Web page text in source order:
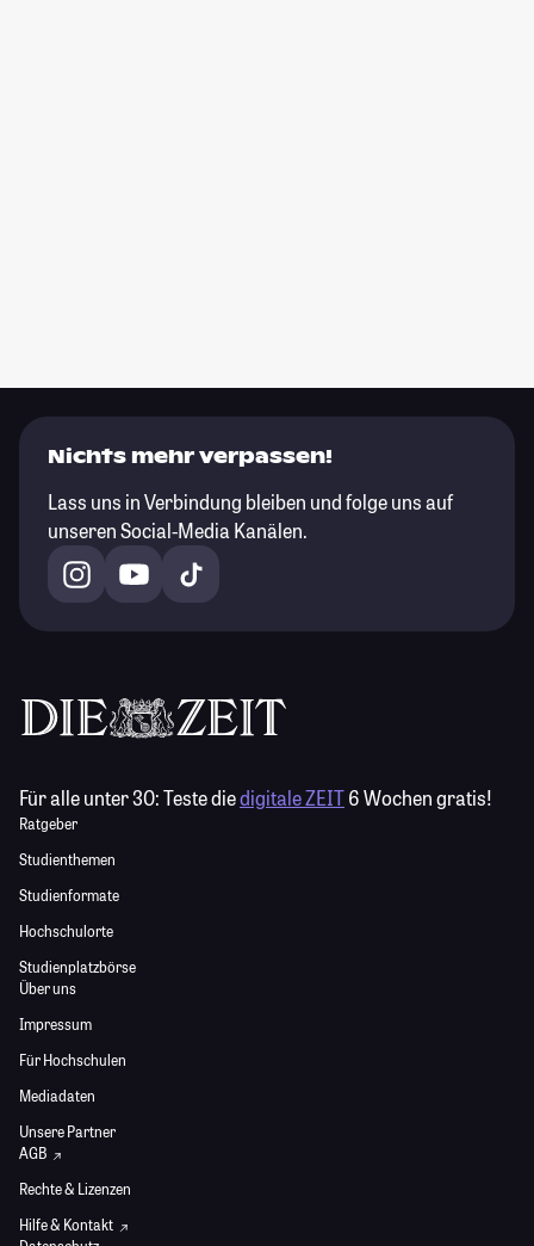
Nichts mehr verpassen!
Lass uns in Verbindung bleiben und folge uns auf
unseren Social-Media Kanälen.
Für alle unter 30:Teste diedigitale ZEIT6 Wochen gratis!
Ratgeber
Studienthemen
Studienformate
Hochschulorte
Studienplatzbörse
Über uns
Impressum
Für Hochschulen
Mediadaten
Unsere Partner
AGB
Rechte & Lizenzen
Hilfe & Kontakt